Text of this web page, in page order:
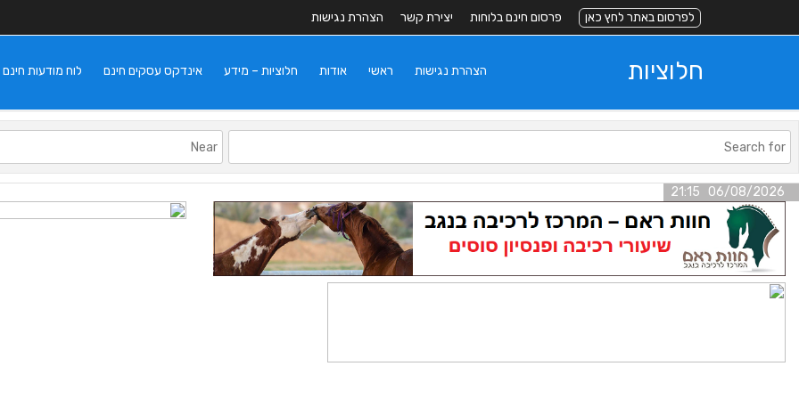
לפרסום באתר לחץ כאן פרסום חינם בלוחות יצירת קשר הצהרת נגישות
חלוציות לוח מודעות חינם אינדקס עסקים חינם חלוציות – מידע אודות ראשי הצהרת נגישות
06/08/2026 21:15